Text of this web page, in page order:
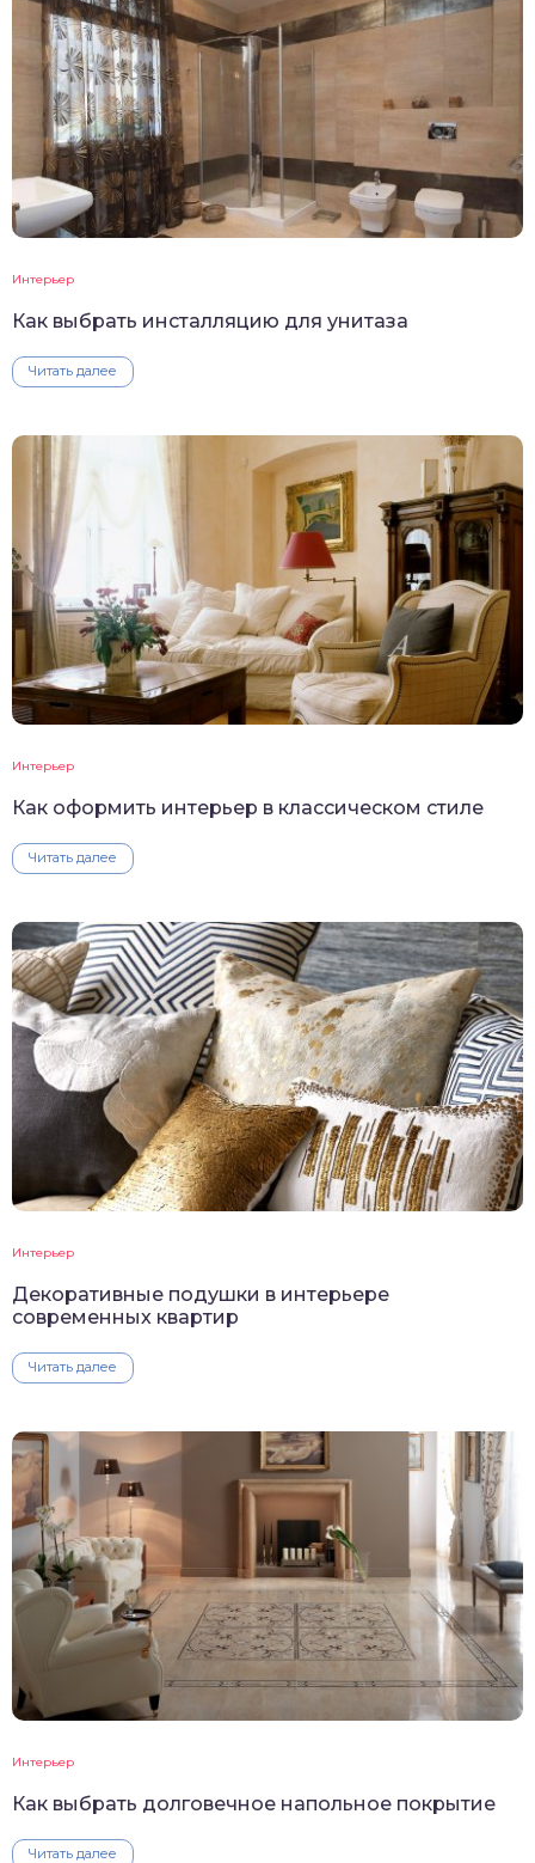
Интерьер
Как выбрать инсталляцию для унитаза
Читать далее
Интерьер
Как оформить интерьер в классическом стиле
Читать далее
Интерьер
Декоративные подушки в интерьере
современных квартир
Читать далее
Интерьер
Как выбрать долговечное напольное покрытие
Читать далее